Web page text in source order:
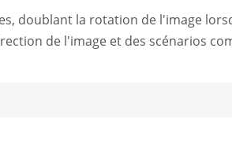
doublant la rotation de l'image
de l'image et des scénarios